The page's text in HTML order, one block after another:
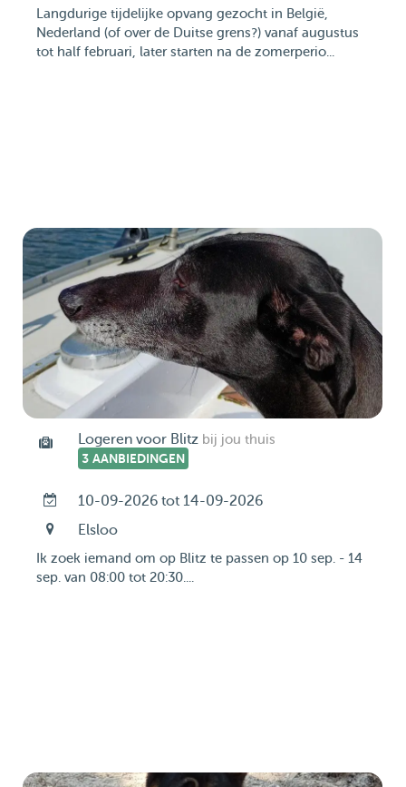
Langdurige tijdelijke opvang gezocht in België,
Nederland (of over de Duitse grens?) vanaf augustus
tot half februari, later starten na de zomerperio...
Logeren voor Blitz bij jou thuis
3 AANBIEDINGEN
10-09-2026 tot 14-09-2026
Elsloo
Ik zoek iemand om op Blitz te passen op 10 sep. - 14
sep. van 08:00 tot 20:30....